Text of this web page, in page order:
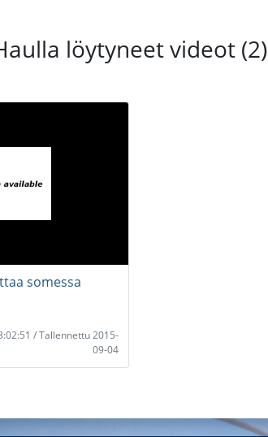
löytyneet videot (2)
somessa
/ Tallennettu 2015-
09-04